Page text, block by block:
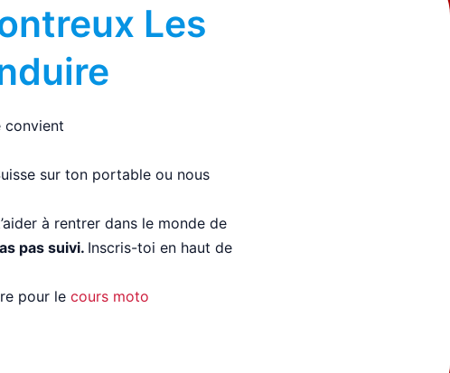
Les
convient
sur ton portable ou nous
à rentrer dans le monde de
pas suivi. Inscris-toi en haut de
pour lecours moto